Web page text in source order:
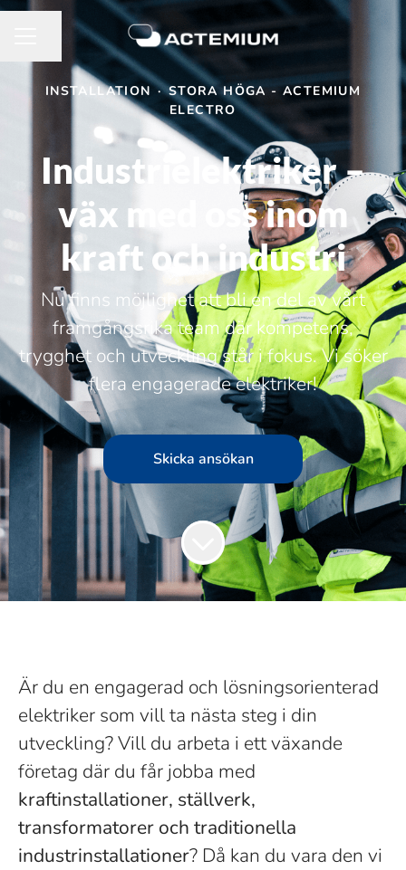
KARRIÄRMENY
Dela sidan
INSTALLATION · STORA HÖGA - ACTEMIUM
ELECTRO
Industrielektriker –
väx med oss inom
kraft och industri
Nu finns möjlighet att bli en del av vårt
framgångsrika team där kompetens,
trygghet och utveckling står i fokus. Vi söker
flera engagerade elektriker!
Skicka ansökan
Är du en engagerad och lösningsorienterad
elektriker som vill ta nästa steg i din
utveckling? Vill du arbeta i ett växande
företag där du får jobba med
kraftinstallationer, ställverk,
transformatorer och traditionella
industrinstallationer? Då kan du vara den vi